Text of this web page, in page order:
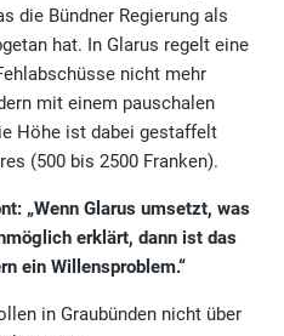
die Bündner Regierung als
hat. In Glarus regelt eine
nicht mehr
mit einem pauschalen
Höhe ist dabei gestaffelt
(500 bis 2500 Franken).
„Wenn Glarus umsetzt, was
erklärt, dann ist das
ein Willensproblem.“
in Graubünden nicht über